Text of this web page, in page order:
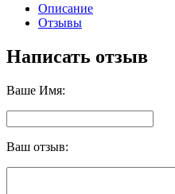
Описание
Отзывы
Написать отзыв
Ваше Имя:
Ваш отзыв: